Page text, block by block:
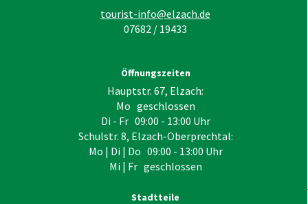
tourist-info@elzach.de
07682 / 19433
Öffnungszeiten
Hauptstr. 67, Elzach:
Mo geschlossen
Di - Fr 09:00 - 13:00 Uhr
Schulstr. 8, Elzach-Oberprechtal:
Mo | Di | Do 09:00 - 13:00 Uhr
Mi | Fr geschlossen
Stadtteile